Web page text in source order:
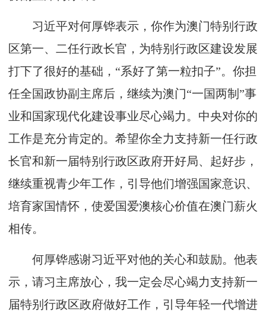
习近平对何厚铧表示，你作为澳门特别行政
区第一、二任行政长官，为特别行政区建设发展
打下了很好的基础，“系好了第一粒扣子”。你担
任全国政协副主席后，继续为澳门“一国两制”事
业和国家现代化建设事业尽心竭力。中央对你的
工作是充分肯定的。希望你全力支持新一任行政
长官和新一届特别行政区政府开好局、起好步，
继续重视青少年工作，引导他们增强国家意识、
培育家国情怀，使爱国爱澳核心价值在澳门薪火
相传。
何厚铧感谢习近平对他的关心和鼓励。他表
示，请习主席放心，我一定会尽心竭力支持新一
届特别行政区政府做好工作，引导年轻一代增进